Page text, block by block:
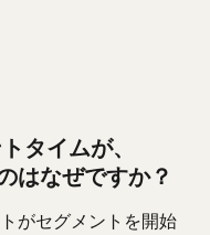
タイムが、
はなぜですか？
がセグメントを開始